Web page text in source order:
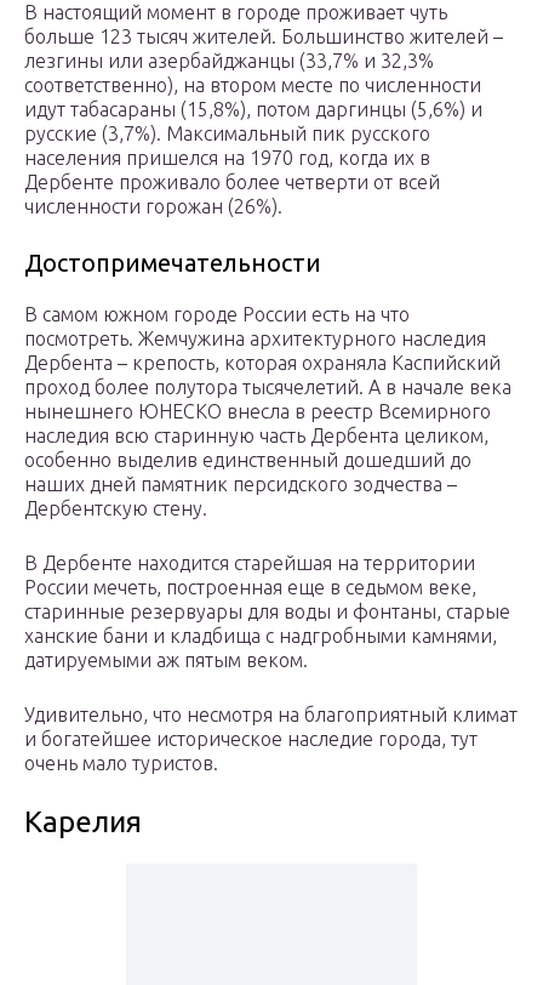
В настоящий момент в городе проживает чуть
больше 123 тысяч жителей. Большинство жителей –
лезгины или азербайджанцы (33,7% и 32,3%
соответственно), на втором месте по численности
идут табасараны (15,8%), потом даргинцы (5,6%) и
русские (3,7%). Максимальный пик русского
населения пришелся на 1970 год, когда их в
Дербенте проживало более четверти от всей
численности горожан (26%).
Достопримечательности
В самом южном городе России есть на что
посмотреть. Жемчужина архитектурного наследия
Дербента – крепость, которая охраняла Каспийский
проход более полутора тысячелетий. А в начале века
нынешнего ЮНЕСКО внесла в реестр Всемирного
наследия всю старинную часть Дербента целиком,
особенно выделив единственный дошедший до
наших дней памятник персидского зодчества –
Дербентскую стену.
В Дербенте находится старейшая на территории
России мечеть, построенная еще в седьмом веке,
старинные резервуары для воды и фонтаны, старые
ханские бани и кладбища с надгробными камнями,
датируемыми аж пятым веком.
Удивительно, что несмотря на благоприятный климат
и богатейшее историческое наследие города, тут
очень мало туристов.
Карелия